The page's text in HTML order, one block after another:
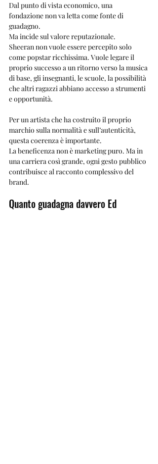
Dal punto di vista economico, una
fondazione non va letta come fonte di
guadagno.
Ma incide sul valore reputazionale.
Sheeran non vuole essere percepito solo
come popstar ricchissima. Vuole legare il
proprio successo a un ritorno verso la musica
di base, gli insegnanti, le scuole, la possibilità
che altri ragazzi abbiano accesso a strumenti
e opportunità.
Per un artista che ha costruito il proprio
marchio sulla normalità e sull’autenticità,
questa coerenza è importante.
La beneficenza non è marketing puro. Ma in
una carriera così grande, ogni gesto pubblico
contribuisce al racconto complessivo del
brand.
Quanto guadagna davvero Ed